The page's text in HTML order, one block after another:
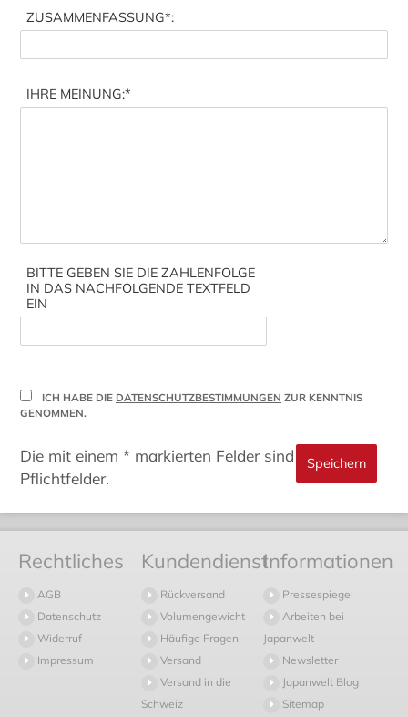
ZUSAMMENFASSUNG*:
IHRE MEINUNG:*
BITTE GEBEN SIE DIE ZAHLENFOLGE
IN DAS NACHFOLGENDE TEXTFELD
EIN
ICH HABE DIE DATENSCHUTZBESTIMMUNGEN ZUR KENNTNIS
GENOMMEN.
Die mit einem * markierten Felder sind
Pflichtfelder.
Rechtliches
AGB
Datenschutz
Widerruf
Impressum
Kundendienst
Rückversand
Volumengewicht
Häufige Fragen
Versand
Versand in die
Schweiz
Informationen
Pressespiegel
Arbeiten bei
Japanwelt
Newsletter
Japanwelt Blog
Sitemap